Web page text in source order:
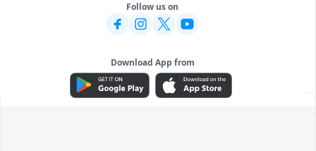
Follow us on
Download App from
ADVERTISEMENT